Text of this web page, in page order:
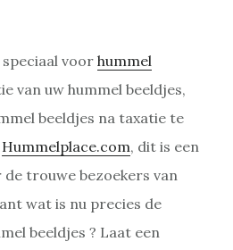
speciaal voor hummel
van uw hummel beeldjes,
beeldjes na taxatie te
Hummelplace.com, dit is een
trouwe bezoekers van
wat is nu precies de
beeldjes ? Laat een